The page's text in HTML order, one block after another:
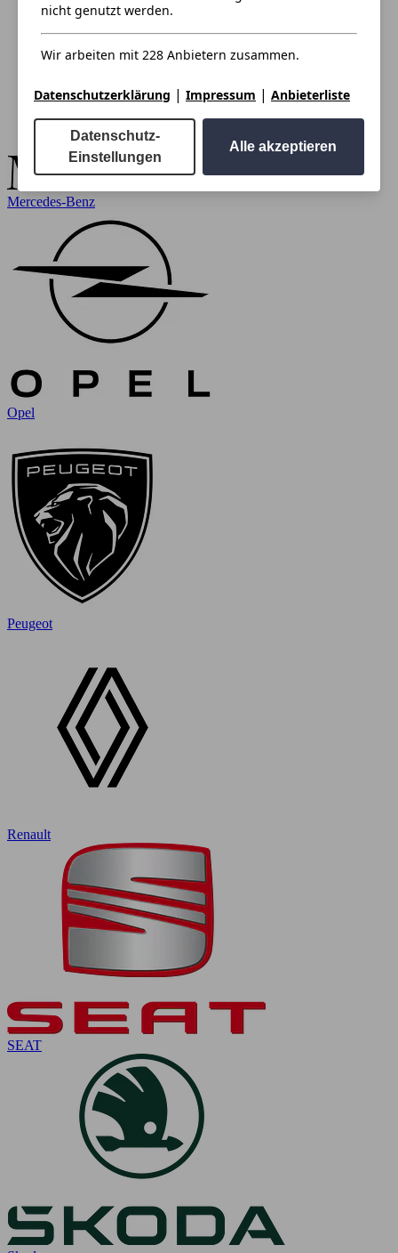
Mercedes-Benz
Opel
Peugeot
Renault
SEAT
nicht genutzt werden.
Wir arbeiten mit 228 Anbietern zusammen.
Datenschutzerklärung | Impressum | Anbieterliste
Datenschutz-
Einstellungen
Alle akzeptieren